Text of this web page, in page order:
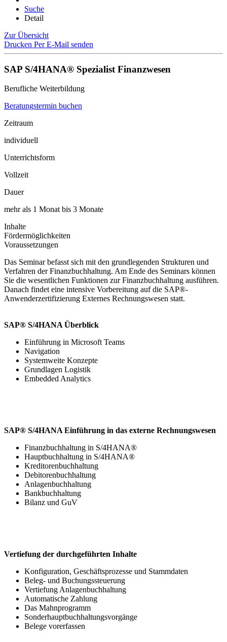
Suche
Detail
Zur Übersicht
Drucken Per E-Mail senden
SAP S/4HANA® Spezialist Finanzwesen
Berufliche Weiterbildung
Beratungstermin buchen
Zeitraum
individuell
Unterrichtsform
Vollzeit
Dauer
mehr als 1 Monat bis 3 Monate
Inhalte
Fördermöglichkeiten
Voraussetzungen
Das Seminar befasst sich mit den grundlegenden Strukturen und
Verfahren der Finanzbuchhaltung. Am Ende des Seminars können
Sie die wesentlichen Funktionen zur Finanzbuchhaltung ausführen.
Danach findet eine intensive Vorbereitung auf die SAP®-
Anwenderzertifizierung Externes Rechnungswesen statt.
SAP® S/4HANA Überblick
Einführung in Microsoft Teams
Navigation
Systemweite Konzepte
Grundlagen Logistik
Embedded Analytics
SAP® S/4HANA Einführung in das externe Rechnungswesen
Finanzbuchhaltung in S/4HANA®
Hauptbuchhaltung in S/4HANA®
Kreditorenbuchhaltung
Debitorenbuchhaltung
Anlagenbuchhaltung
Bankbuchhaltung
Bilanz und GuV
Vertiefung der durchgeführten Inhalte
Konfiguration, Geschäftsprozesse und Stammdaten
Beleg- und Buchungssteuerung
Vertiefung Anlagenbuchhaltung
Automatische Zahlung
Das Mahnprogramm
Sonderhauptbuchhaltungsvorgänge
Belege vorerfassen